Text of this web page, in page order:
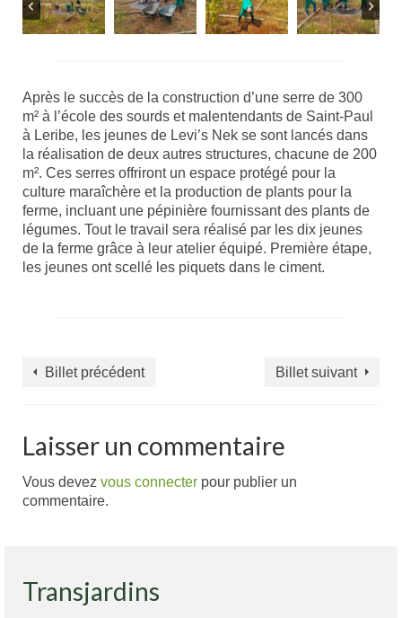
Après le succès de la construction d’une serre de 300
m² à l’école des sourds et malentendants de Saint-Paul
à Leribe, les jeunes de Levi’s Nek se sont lancés dans
la réalisation de deux autres structures, chacune de 200
m². Ces serres offriront un espace protégé pour la
culture maraîchère et la production de plants pour la
ferme, incluant une pépinière fournissant des plants de
légumes. Tout le travail sera réalisé par les dix jeunes
de la ferme grâce à leur atelier équipé. Première étape,
les jeunes ont scellé les piquets dans le ciment.
Billet précédent Billet suivant
Laisser un commentaire
Vous devez vous connecter pour publier un
commentaire.
Transjardins